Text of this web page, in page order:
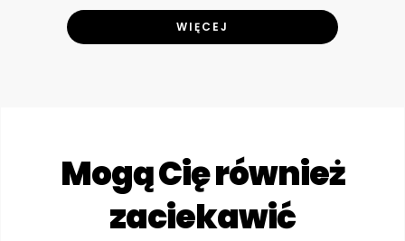
WIĘCEJ
Mogą Cię również
zaciekawić